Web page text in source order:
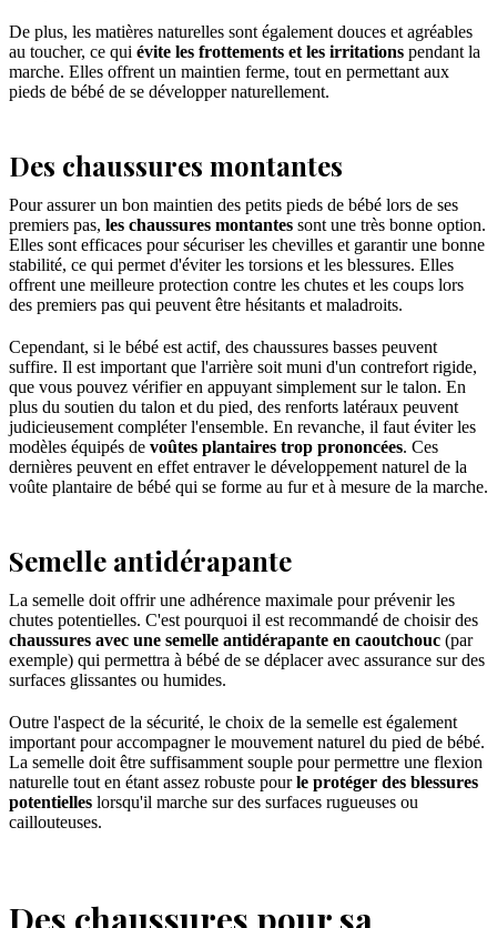
De plus, les matières naturelles sont également douces et agréables
au toucher, ce qui évite les frottements et les irritations pendant la
marche. Elles offrent un maintien ferme, tout en permettant aux
pieds de bébé de se développer naturellement.
Des chaussures montantes
Pour assurer un bon maintien des petits pieds de bébé lors de ses
premiers pas, les chaussures montantes sont une très bonne option.
Elles sont efficaces pour sécuriser les chevilles et garantir une bonne
stabilité, ce qui permet d'éviter les torsions et les blessures. Elles
offrent une meilleure protection contre les chutes et les coups lors
des premiers pas qui peuvent être hésitants et maladroits.
Cependant, si le bébé est actif, des chaussures basses peuvent
suffire. Il est important que l'arrière soit muni d'un contrefort rigide,
que vous pouvez vérifier en appuyant simplement sur le talon. En
plus du soutien du talon et du pied, des renforts latéraux peuvent
judicieusement compléter l'ensemble. En revanche, il faut éviter les
modèles équipés de voûtes plantaires trop prononcées. Ces
dernières peuvent en effet entraver le développement naturel de la
voûte plantaire de bébé qui se forme au fur et à mesure de la marche.
Semelle antidérapante
La semelle doit offrir une adhérence maximale pour prévenir les
chutes potentielles. C'est pourquoi il est recommandé de choisir des
chaussures avec une semelle antidérapante en caoutchouc (par
exemple) qui permettra à bébé de se déplacer avec assurance sur des
surfaces glissantes ou humides.
Outre l'aspect de la sécurité, le choix de la semelle est également
important pour accompagner le mouvement naturel du pied de bébé.
La semelle doit être suffisamment souple pour permettre une flexion
naturelle tout en étant assez robuste pourle protéger des blessures
potentielles lorsqu'il marche sur des surfaces rugueuses ou
caillouteuses.
Des chaussures pour sa